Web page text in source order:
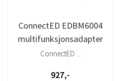
ConnectED EDBM6004
multifunksjonsadapter
BMW (1994–2010)
ConnectED ...
927,-